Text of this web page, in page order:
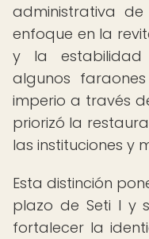
administrativa
enfoque en la
y la estabilidad
algunos
imperio a través
priorizó la
las instituciones y
Esta distinción
plazo de Seti I y
fortalecer la